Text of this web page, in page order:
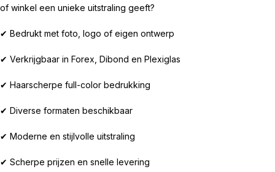
of winkel een unieke uitstraling geeft?
✔ Bedrukt met foto, logo of eigen ontwerp
✔ Verkrijgbaar in Forex, Dibond en Plexiglas
✔ Haarscherpe full-color bedrukking
✔ Diverse formaten beschikbaar
✔ Moderne en stijlvolle uitstraling
✔ Scherpe prijzen en snelle levering